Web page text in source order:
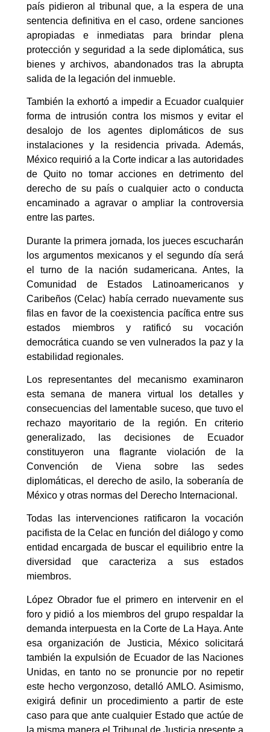
país pidieron al tribunal que, a la espera de una
sentencia definitiva en el caso, ordene sanciones
apropiadas e inmediatas para brindar plena
protección y seguridad a la sede diplomática, sus
bienes y archivos, abandonados tras la abrupta
salida de la legación del inmueble.
También la exhortó a impedir a Ecuador cualquier
forma de intrusión contra los mismos y evitar el
desalojo de los agentes diplomáticos de sus
instalaciones y la residencia privada. Además,
México requirió a la Corte indicar a las autoridades
de Quito no tomar acciones en detrimento del
derecho de su país o cualquier acto o conducta
encaminado a agravar o ampliar la controversia
entre las partes.
Durante la primera jornada, los jueces escucharán
los argumentos mexicanos y el segundo día será
el turno de la nación sudamericana. Antes, la
Comunidad de Estados Latinoamericanos y
Caribeños (Celac) había cerrado nuevamente sus
filas en favor de la coexistencia pacífica entre sus
estados miembros y ratificó su vocación
democrática cuando se ven vulnerados la paz y la
estabilidad regionales.
Los representantes del mecanismo examinaron
esta semana de manera virtual los detalles y
consecuencias del lamentable suceso, que tuvo el
rechazo mayoritario de la región. En criterio
generalizado, las decisiones de Ecuador
constituyeron una flagrante violación de la
Convención de Viena sobre las sedes
diplomáticas, el derecho de asilo, la soberanía de
México y otras normas del Derecho Internacional.
Todas las intervenciones ratificaron la vocación
pacifista de la Celac en función del diálogo y como
entidad encargada de buscar el equilibrio entre la
diversidad que caracteriza a sus estados
miembros.
López Obrador fue el primero en intervenir en el
foro y pidió a los miembros del grupo respaldar la
demanda interpuesta en la Corte de La Haya. Ante
esa organización de Justicia, México solicitará
también la expulsión de Ecuador de las Naciones
Unidas, en tanto no se pronuncie por no repetir
este hecho vergonzoso, detalló AMLO. Asimismo,
exigirá definir un procedimiento a partir de este
caso para que ante cualquier Estado que actúe de
la misma manera el Tribunal de Justicia presente a